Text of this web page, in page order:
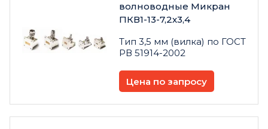
волноводные Микран
ПКВ1-13-7,2х3,4
Тип 3,5 мм (вилка) по ГОСТ
РВ 51914-2002
Цена по запросу